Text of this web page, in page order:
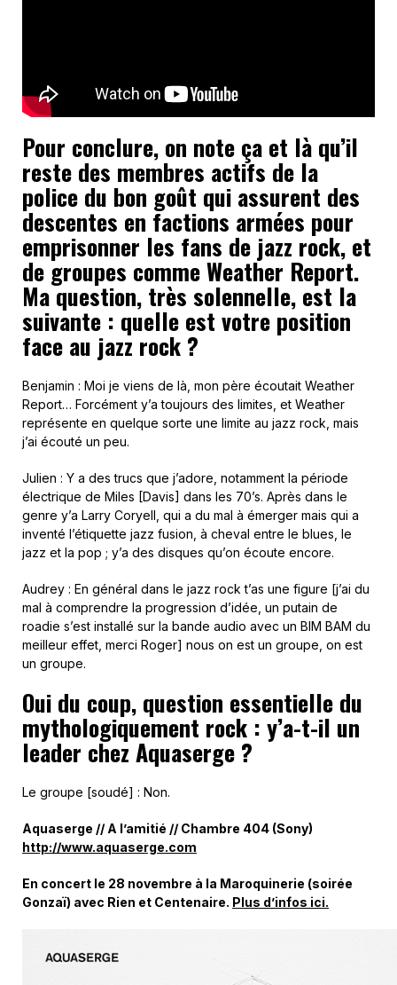
Pour conclure, on note ça et là qu’il
reste des membres actifs de la
police du bon goût qui assurent des
descentes en factions armées pour
emprisonner les fans de jazz rock, et
de groupes comme Weather Report.
Ma question, très solennelle, est la
suivante : quelle est votre position
face au jazz rock ?
Benjamin : Moi je viens de là, mon père écoutait Weather
Report… Forcément y’a toujours des limites, et Weather
représente en quelque sorte une limite au jazz rock, mais
j’ai écouté un peu.
Julien : Y a des trucs que j’adore, notamment la période
électrique de Miles [Davis] dans les 70’s. Après dans le
genre y’a Larry Coryell, qui a du mal à émerger mais qui a
inventé l’étiquette jazz fusion, à cheval entre le blues, le
jazz et la pop ; y’a des disques qu’on écoute encore.
Audrey : En général dans le jazz rock t’as une figure [j’ai du
mal à comprendre la progression d’idée, un putain de
roadie s’est installé sur la bande audio avec un BIM BAM du
meilleur effet, merci Roger] nous on est un groupe, on est
un groupe.
Oui du coup, question essentielle du
mythologiquement rock : y’a-t-il un
leader chez Aquaserge ?
Le groupe [soudé] : Non.
Aquaserge // A l’amitié // Chambre 404 (Sony)
http://www.aquaserge.com
En concert le 28 novembre à la Maroquinerie (soirée
Gonzaï) avec Rien et Centenaire. Plus d’infos ici.